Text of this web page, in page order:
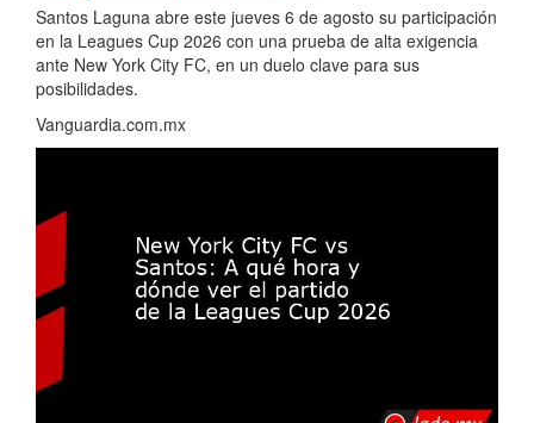
Santos Laguna abre este jueves 6 de agosto su participación
en la Leagues Cup 2026 con una prueba de alta exigencia
ante New York City FC, en un duelo clave para sus
posibilidades.
Vanguardia.com.mx